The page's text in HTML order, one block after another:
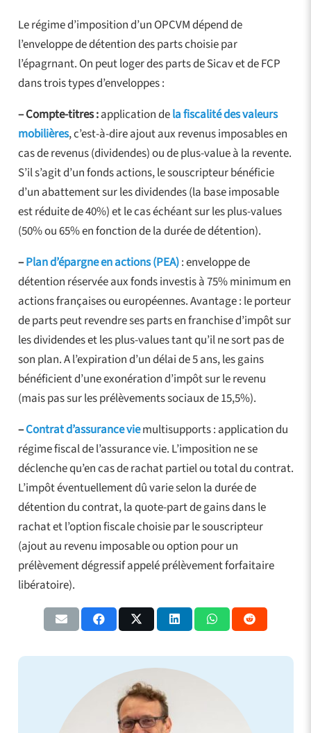
Le régime d’imposition d’un OPCVM dépend de
l’enveloppe de détention des parts choisie par
l’épagrnant. On peut loger des parts de Sicav et de FCP
dans trois types d’enveloppes :
– Compte-titres :application dela fiscalité des valeurs
mobilières, c’est-à-dire ajout aux revenus imposables en
cas de revenus (dividendes) ou de plus-value à la revente.
S’il s’agit d’un fonds actions, le souscripteur bénéficie
d’un abattement sur les dividendes (la base imposable
est réduite de 40%) et le cas échéant sur les plus-values
(50% ou 65% en fonction de la durée de détention).
–Plan d’épargne en actions (PEA): enveloppe de
détention réservée aux fonds investis à 75% minimum en
actions françaises ou européennes. Avantage : le porteur
de parts peut revendre ses parts en franchise d’impôt sur
les dividendes et les plus-values tant qu’il ne sort pas de
son plan. A l’expiration d’un délai de 5 ans, les gains
bénéficient d’une exonération d’impôt sur le revenu
(mais pas sur les prélèvements sociaux de 15,5%).
–Contrat d’assurance viemultisupports : application du
régime fiscal de l’assurance vie. L’imposition ne se
déclenche qu’en cas de rachat partiel ou total du contrat.
L’impôt éventuellement dû varie selon la durée de
détention du contrat, la quote-part de gains dans le
rachat et l’option fiscale choisie par le souscripteur
(ajout au revenu imposable ou option pour un
prélèvement dégressif appelé prélèvement forfaitaire
libératoire).